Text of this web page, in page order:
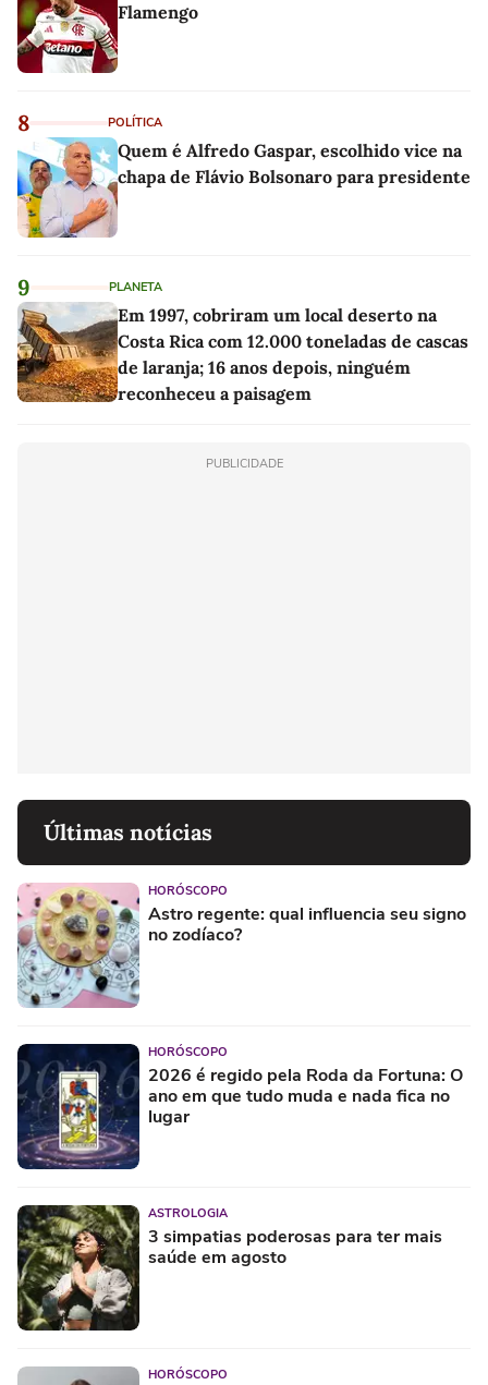
Flamengo
8 POLÍTICA
Quem é Alfredo Gaspar, escolhido vice na
chapa de Flávio Bolsonaro para presidente
9 PLANETA
Em 1997, cobriram um local deserto na
Costa Rica com 12.000 toneladas de cascas
de laranja; 16 anos depois, ninguém
reconheceu a paisagem
PUBLICIDADE
Últimas notícias
HORÓSCOPO
Astro regente: qual influencia seu signo
no zodíaco?
HORÓSCOPO
2026 é regido pela Roda da Fortuna: O
ano em que tudo muda e nada fica no
lugar
ASTROLOGIA
3 simpatias poderosas para ter mais
saúde em agosto
HORÓSCOPO